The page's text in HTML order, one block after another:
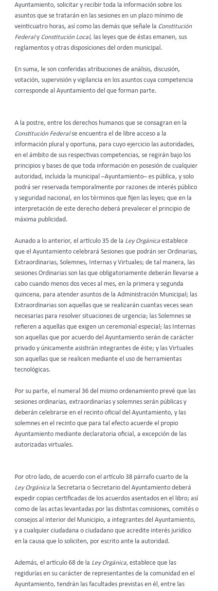
Ayuntamiento, solicitar y recibir toda la información sobre los
asuntos que se tratarán en las sesiones en un plazo mínimo de
veinticuatro horas, así como las demás que señale la Constitución
Federaly Constitución Local, las leyes que de éstas emanen, sus
reglamentos y otras disposiciones del orden municipal.
En suma, le son conferidas atribuciones de análisis, discusión,
votación, supervisión y vigilancia en los asuntos cuya competencia
corresponde al Ayuntamiento del que forman parte.
A la postre, entre los derechos humanos que se consagran en la
Constitución Federalse encuentra el de libre acceso a la
información plural y oportuna, para cuyo ejercicio las autoridades,
en el ámbito de sus respectivas competencias, se regirán bajo los
principios y bases de que toda información en posesión de cualquier
autoridad, incluida la municipal –Ayuntamiento– es pública, y solo
podrá ser reservada temporalmente por razones de interés público
y seguridad nacional, en los términos que fijen las leyes; que en la
interpretación de este derecho deberá prevalecer el principio de
máxima publicidad.
Aunado a lo anterior, el artículo 35 de la Ley Orgánica establece
que el Ayuntamiento celebrará Sesiones que podrán ser Ordinarias,
Extraordinarias, Solemnes, Internas y Virtuales; de tal manera, las
sesiones Ordinarias son las que obligatoriamente deberán llevarse a
cabo cuando menos dos veces al mes, en la primera y segunda
quincena, para atender asuntos de la Administración Municipal; las
Extraordinarias son aquellas que se realizarán cuantas veces sean
necesarias para resolver situaciones de urgencia; las Solemnes se
refieren a aquellas que exigen un ceremonial especial; las Internas
son aquellas que por acuerdo del Ayuntamiento serán de carácter
privado y únicamente asistirán integrantes de éste; y las Virtuales
son aquellas que se realicen mediante el uso de herramientas
tecnológicas.
Por su parte, el numeral 36 del mismo ordenamiento prevé que las
sesiones ordinarias, extraordinarias y solemnes serán públicas y
deberán celebrarse en el recinto oficial del Ayuntamiento, y las
solemnes en el recinto que para tal efecto acuerde el propio
Ayuntamiento mediante declaratoria oficial, a excepción de las
autorizadas virtuales.
Por otro lado, de acuerdo con el artículo 38 párrafo cuarto de la
Ley Orgánica la Secretaria o Secretario del Ayuntamiento deberá
expedir copias certificadas de los acuerdos asentados en el libro; así
como de las actas levantadas por las distintas comisiones, comités o
consejos al interior del Municipio, a integrantes del Ayuntamiento,
y a cualquier ciudadana o ciudadano que acredite interés jurídico
en la causa que lo soliciten, por escrito ante la autoridad.
Además, el artículo 68 de la Ley Orgánica, establece que las
regidurías en su carácter de representantes de la comunidad en el
Ayuntamiento, tendrán las facultades previstas en él , entre las